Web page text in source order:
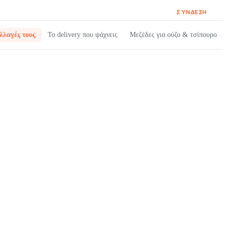
ΣΎΝΔΕΣΗ
τους Το delivery που ψάχνεις Μεζέδες για ούζο & τσίπουρο